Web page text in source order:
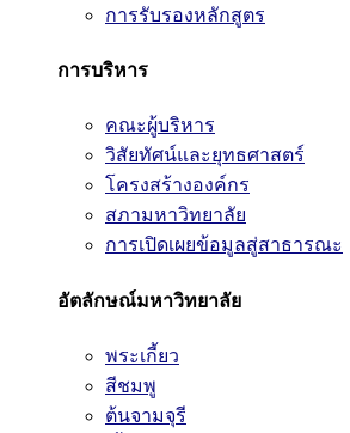
การรับรองหลักสูตร
การบริหาร
คณะผู้บริหาร
วิสัยทัศน์และยุทธศาสตร์
โครงสร้างองค์กร
สภามหาวิทยาลัย
การเปิดเผยข้อมูลสู่สาธารณะ
อัตลักษณ์มหาวิทยาลัย
พระเกี้ยว
สีชมพู
ต้นจามจุรี